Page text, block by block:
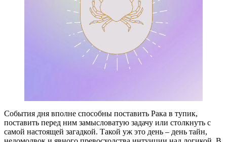
События дня вполне способны поставить Рака в тупик,
поставить перед ним замысловатую задачу или столкнуть с
самой настоящей загадкой. Такой уж это день – день тайн,